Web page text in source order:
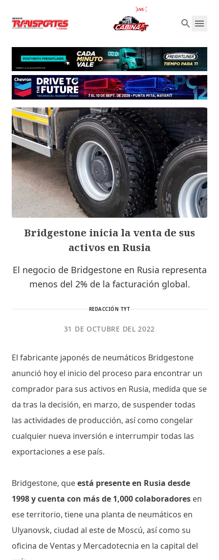
Bridgestone inicia la venta de sus
activos en Rusia
El negocio de Bridgestone en Rusia representa
menos del 2% de la facturación global.
REDACCIÓN TYT
31 DE OCTUBRE DEL 2022
El fabricante japonés de neumáticos Bridgestone
anunció hoy el inicio del proceso para encontrar un
comprador para sus activos en Rusia, medida que se
da tras la decisión, en marzo, de suspender todas
las actividades de producción, así como congelar
cualquier nueva inversión e interrumpir todas las
exportaciones a ese país.
Bridgestone, queestá presente en Rusia desde
1998 y cuenta con más de 1,000 colaboradores en
ese territorio, tiene una planta de neumáticos en
Ulyanovsk, ciudad al este de Moscú, así como su
oficina de Ventas y Mercadotecnia en la capital del